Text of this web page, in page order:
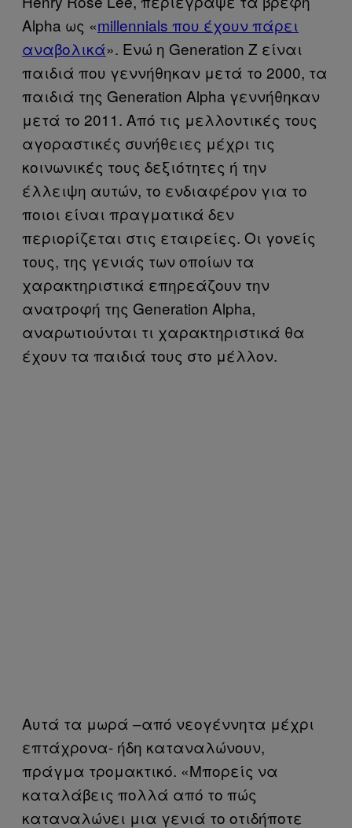
Alpha ως «millennials που έχουν πάρει
αναβολικά». Ενώ η Generation Z είναι
παιδιά που γεννήθηκαν μετά το 2000, τα
παιδιά της Generation Alpha γεννήθηκαν
μετά το 2011. Από τις μελλοντικές τους
αγοραστικές συνήθειες μέχρι τις
κοινωνικές τους δεξιότητες ή την
έλλειψη αυτών, το ενδιαφέρον για το
ποιοι είναι πραγματικά δεν
περιορίζεται στις εταιρείες. Οι γονείς
τους, της γενιάς των οποίων τα
χαρακτηριστικά επηρεάζουν την
ανατροφή της Generation Alpha,
αναρωτιούνται τι χαρακτηριστικά θα
έχουν τα παιδιά τους στο μέλλον.
Αυτά τα μωρά –από νεογέννητα μέχρι
επτάχρονα- ήδη καταναλώνουν,
πράγμα τρομακτικό. «Μπορείς να
καταλάβεις πολλά από το πώς
καταναλώνει μια γενιά το οτιδήποτε